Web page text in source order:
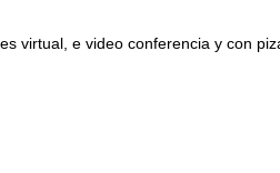
virtual, e video conferencia y con